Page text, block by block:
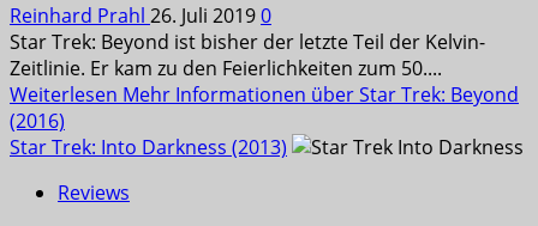
Reinhard Prahl 26. Juli 20190
Star Trek: Beyond ist bisher der letzte Teil der Kelvin-
Zeitlinie. Er kam zu den Feierlichkeiten zum 50....
Weiterlesen Mehr Informationen über Star Trek: Beyond
(2016)
Star Trek: Into Darkness (2013)
Reviews